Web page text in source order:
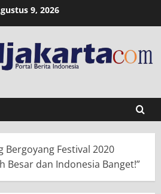
9, 2026
Bergoyang Festival 2020
Besar dan Indonesia Banget!”